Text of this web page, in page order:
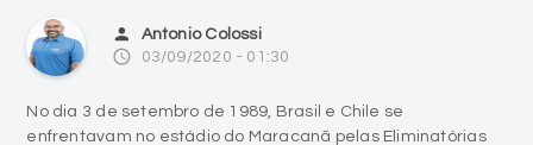
No dia 3 de setembro de 1989, Brasil e Chile se
enfrentavam no estádio do Maracanã pelas Eliminatórias
1 a 0 quando um rojão foi lançado ao campo, caindo ao
lado do goleiro chileno Roberto Rojas.